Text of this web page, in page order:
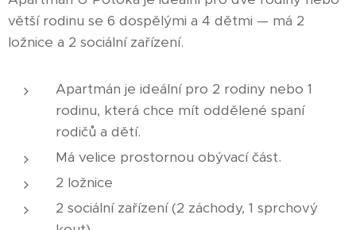
větší rodinu se 6 dospělými a 4 dětmi — má 2
ložnice a 2 sociální zařízení.
Apartmán je ideální pro 2 rodiny nebo 1
rodinu, která chce mít oddělené spaní
rodičů a dětí.
Má velice prostornou obývací část.
2 ložnice
2 sociální zařízení (2 záchody, 1 sprchový